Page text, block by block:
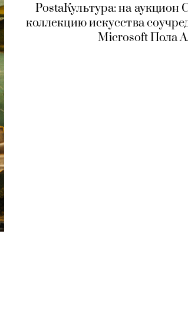
PostaКультура: на аукцион
коллекцию искусства
Microsoft Пола